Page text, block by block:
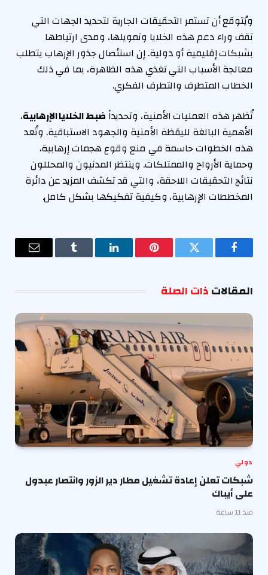
ويُتوقع أن تستمر التحقيقات الجارية لتحديد الجهات التي
تقف وراء دعم هذه الخلايا وتمويلها، ومدى ارتباطها
بشبكات إقليمية أو دولية. إن استئصال جذور الإرهاب يتطلب
معالجة الأسباب التي تغذي هذه الظاهرة، بما في ذلك
الخطاب المتطرف والتطرف الفكري.
تُظهر هذه العمليات الأمنية، وتحديداً ضبط الخلايا الإرهابية،
الأهمية البالغة لليقظة الأمنية والجهود الاستباقية. وتُعد
هذه الخطوات حاسمة في منع وقوع هجمات إرهابية،
وحماية الأرواح والممتلكات. وينتظر المدنيون والمحللون
نتائج التحقيقات اللاحقة، والتي قد تكشف المزيد عن دائرة
المخططات الإرهابية، وكيفية تفكيكها بشكل كامل.
فيسبوك تويتر بينتيريستلينكدإن Tumblr
البريد
المقالاتذات الصلة
دولي
شبكات تعلن إعادة تشغيل مطار دير الزور وانتصار عبدول
على أيباك
منذ 11 ساعة